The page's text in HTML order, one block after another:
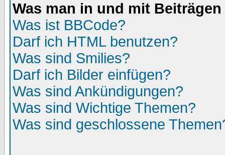
Was man in und mit
Was ist BBCode?
Darf ich HTML benutzen?
Was sind Smilies?
Darf ich Bilder einfügen?
Was sind Ankündigungen?
Was sind Wichtige Themen?
Was sind geschlossene